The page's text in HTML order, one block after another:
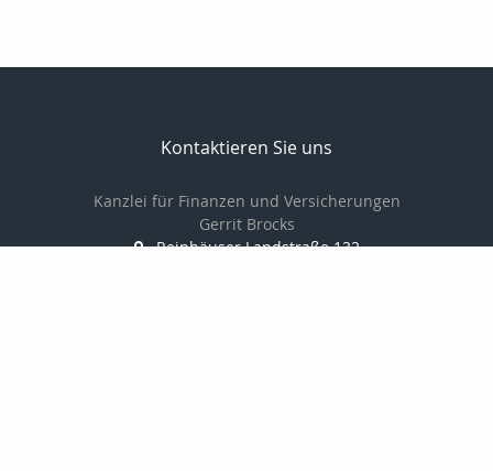
Kontaktieren Sie uns
Kanzlei für Finanzen und Versicherungen
Gerrit Brocks
Reinhäuser Landstraße 132